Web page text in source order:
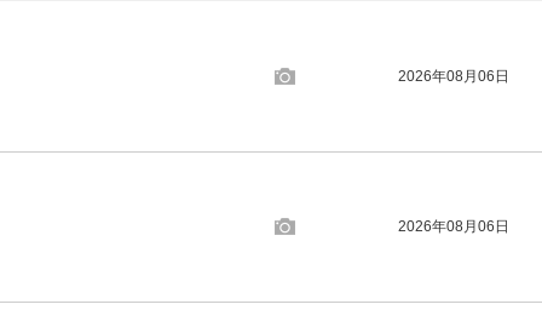
2026年08月06日
2026年08月06日